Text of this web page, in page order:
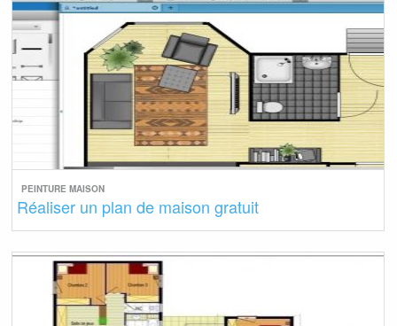
PEINTURE MAISON
Réaliser un plan de maison gratuit